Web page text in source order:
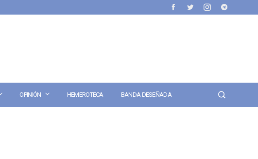
OPINIÓN HEMEROTECA BANDA DESEÑADA